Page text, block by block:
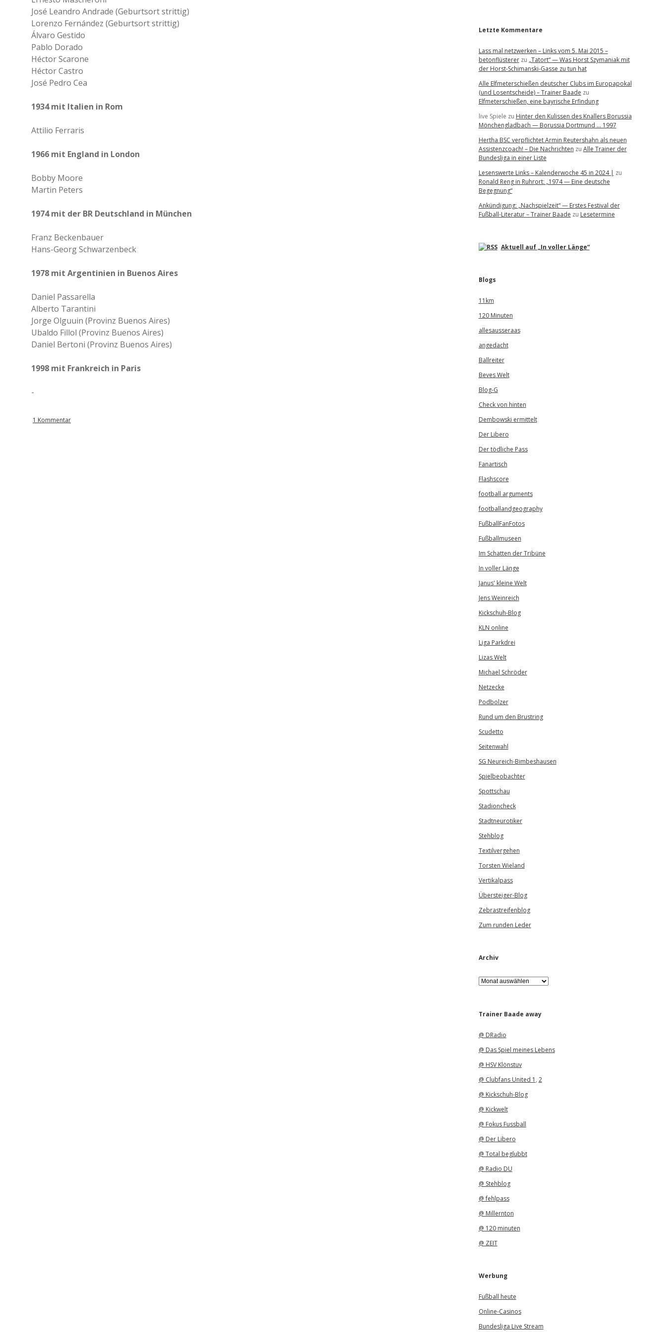
José Leandro Andrade (Geburtsort strittig)
Lorenzo Fernández (Geburtsort strittig)
Álvaro Gestido
Pablo Dorado
Héctor Scarone
Héctor Castro
José Pedro Cea
1934 mit Italien in Rom
Attilio Ferraris
1966 mit England in London
Bobby Moore
Martin Peters
1974 mit der BR Deutschland in München
Franz Beckenbauer
Hans-Georg Schwarzenbeck
1978 mit Argentinien in Buenos Aires
Daniel Passarella
Alberto Tarantini
Jorge Olguuin (Provinz Buenos Aires)
Ubaldo Fillol (Provinz Buenos Aires)
Daniel Bertoni (Provinz Buenos Aires)
1998 mit Frankreich in Paris
-
1 Kommentar
Letzte Kommentare
Lass mal netzwerken – Links vom 5. Mai 2015 –
betonflüstererzu „Tatort“ — Was Horst Szymaniak mit
der Horst-Schimanski-Gasse zu tun hat
Alle Elfmeterschießen deutscher Clubs im Europapokal
(und Losentscheide) – Trainer Baade zu
Elfmeterschießen, eine bayrische Erfindung
live Spiele zu Hinter den Kulissen des Knallers Borussia
Mönchengladbach — Borussia Dortmund … 1997
Hertha BSC verpflichtet Armin Reutershahn als neuen
Assistenzcoach! – Die Nachrichten zu Alle Trainer der
Bundesliga in einer Liste
Lesenswerte Links – Kalenderwoche 45 in 2024 | zu
Ronald Reng in Ruhrort: „1974 — Eine deutsche
Begegnung“
Ankündigung: „Nachspielzeit“ — Erstes Festival der
Fußball-Literatur – Trainer Baade zu Lesetermine
Aktuell auf „In voller Länge“
Blogs
11km
120 Minuten
allesausseraas
angedacht
Ballreiter
Beves Welt
Blog-G
Check von hinten
Dembowski ermittelt
Der Libero
Der tödliche Pass
Fanartisch
Flashscore
football arguments
footballandgeography
FußballFanFotos
Fußballmuseen
Im Schatten der Tribüne
In voller Länge
Janus' kleine Welt
Jens Weinreich
Kickschuh-Blog
KLN online
Liga Parkdrei
Lizas Welt
Michael Schröder
Netzecke
Podbolzer
Rund um den Brustring
Scudetto
Seitenwahl
SG Neureich-Bimbeshausen
Spielbeobachter
Spottschau
Stadioncheck
Stadtneurotiker
Stehblog
Textilvergehen
Torsten Wieland
Vertikalpass
Übersteiger-Blog
Zebrastreifenblog
Zum runden Leder
Archiv
A
r
iTrainer Baade away
@ DRadio
@ Das Spiel meines Lebens
@ HSV Klönstuv
@ Clubfans United 1 , 2
@ Kickschuh-Blog
@ Kickwelt
@ Fokus Fussball
@ Der Libero
@ Total beglubbt
@ Radio DU
@ Stehblog
@ fehlpass
@ Millernton
@ 120 minuten
@ ZEIT
Werbung
Fußball heute
Online-Casinos
Bundesliga Live Stream